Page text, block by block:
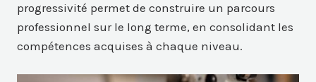
progressivité permet de construire un parcours
professionnel sur le long terme, en consolidant les
compétences acquises à chaque niveau.